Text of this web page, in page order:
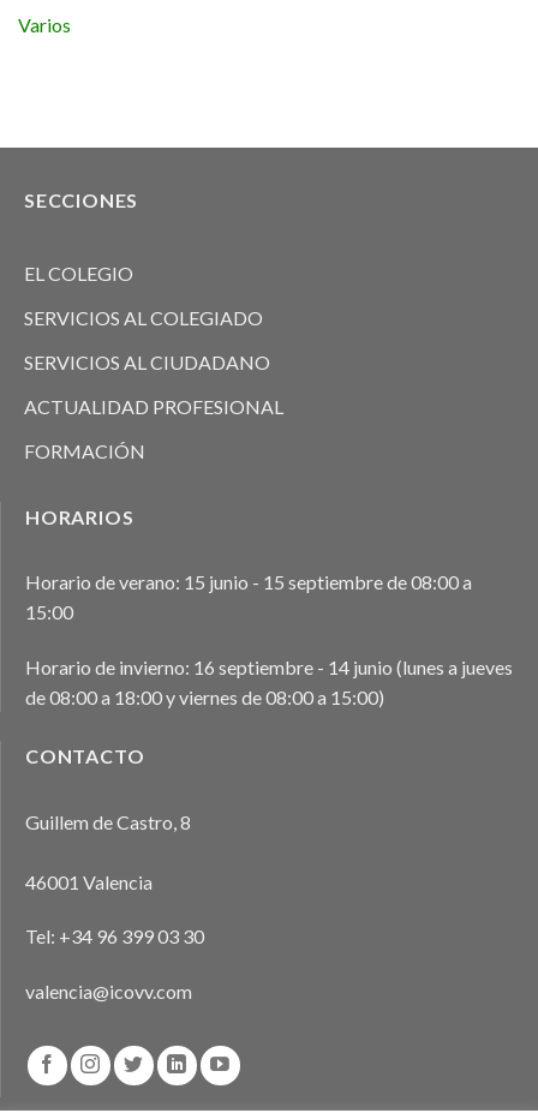
Varios
SECCIONES
EL COLEGIO
SERVICIOS AL COLEGIADO
SERVICIOS AL CIUDADANO
ACTUALIDAD PROFESIONAL
FORMACIÓN
HORARIOS
Horario de verano: 15 junio - 15 septiembre de 08:00 a
15:00
Horario de invierno: 16 septiembre - 14 junio (lunes a jueves
de 08:00 a 18:00 y viernes de 08:00 a 15:00)
CONTACTO
Guillem de Castro, 8
46001 Valencia
Tel: +34 96 399 03 30
valencia@icovv.com